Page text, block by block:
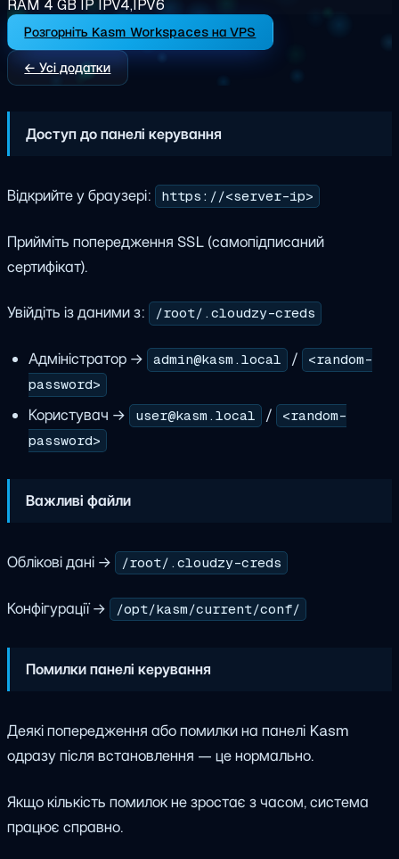
RAM 4 GB IP IPV4,IPV6
Розгорніть Kasm Workspaces на VPS
← Усі додатки
Доступ до панелі керування
Відкрийте у браузері: https://<server-ip>
Прийміть попередження SSL (самопідписаний
сертифікат).
Увійдіть із даними з: /root/.cloudzy-creds
Адміністратор → admin@kasm.local /
<random-
password>
Користувач → user@kasm.local /
<random-
password>
Важливі файли
Облікові дані → /root/.cloudzy-creds
Конфігурації → /opt/kasm/current/conf/
Помилки панелі керування
Деякі попередження або помилки на панелі Kasm
одразу після встановлення — це нормально.
Якщо кількість помилок не зростає з часом, система
працює справно.